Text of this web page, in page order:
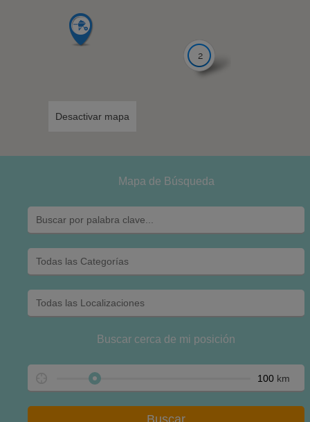
2
Desactivar mapa
Mapa de Búsqueda
Buscar cerca de mi posición
km